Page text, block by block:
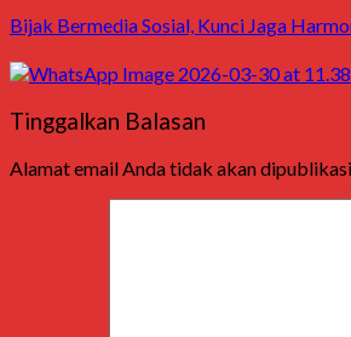
Bijak Bermedia Sosial, Kunci Jaga
Tinggalkan Balasan
Alamat email Anda tidak akan